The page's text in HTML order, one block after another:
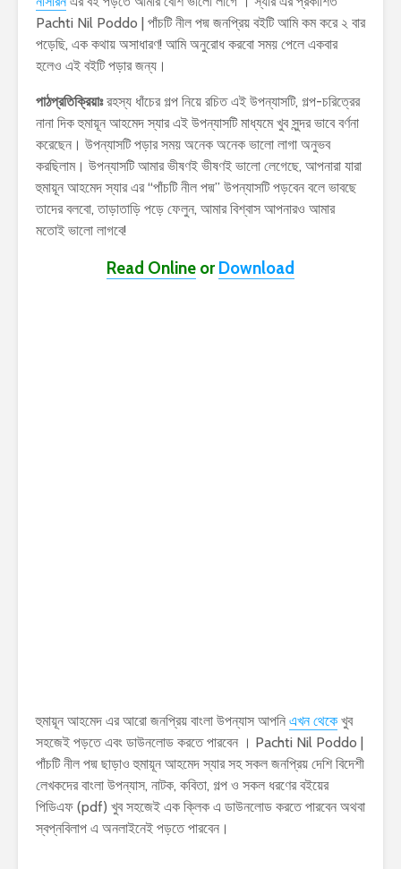
Pachti Nil Poddo | পাঁচটি নীল পদ্ম জনপ্রিয় বইটি আমি কম করে ২ বার
পড়েছি, এক কথায় অসাধারণ! আমি অনুরোধ করবো সময় পেলে একবার
হলেও এই বইটি পড়ার জন্য।
পাঠপ্রতিক্রিয়াঃরহস্য ধাঁচের গল্প নিয়ে রচিত এই উপন্যাসটি, গল্প-চরিত্রের
নানা দিক হুমায়ূন আহমেদ স্যার এই উপন্যাসটি মাধ্যমে খুব সুন্দর ভাবে বর্ণনা
করেছেন। উপন্যাসটি পড়ার সময় অনেক অনেক ভালো লাগা অনুভব
করছিলাম। উপন্যাসটি আমার ভীষণই ভীষণই ভালো লেগেছে, আপনারা যারা
হুমায়ূন আহমেদ স্যার এর “পাঁচটি নীল পদ্ম” উপন্যাসটি পড়বেন বলে ভাবছে
তাদের বলবো, তাড়াতাড়ি পড়ে ফেলুন, আমার বিশ্বাস আপনারও আমার
মতোই ভালো লাগবে!
Read Online or Download
হুমায়ূন আহমেদ এর আরো জনপ্রিয় বাংলা উপন্যাস আপনি এখন থেকে খুব
সহজেই পড়তে এবং ডাউনলোড করতে পারবেন । Pachti Nil Poddo |
পাঁচটি নীল পদ্ম ছাড়াও হুমায়ূন আহমেদ স্যার সহ সকল জনপ্রিয় দেশি বিদেশী
লেখকদের বাংলা উপন্যাস, নাটক, কবিতা, গল্প ও সকল ধরণের বইয়ের
পিডিএফ (pdf) খুব সহজেই এক ক্লিক এ ডাউনলোড করতে পারবেন অথবা
স্বপ্নবিলাপ এ অনলাইনেই পড়তে পারবেন।